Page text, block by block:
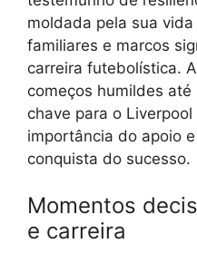
moldada pela sua
familiares e marcos
carreira futebolística.
começos humildes
chave para o
importância do apoio
conquista do sucesso.
Momentos
e carreira